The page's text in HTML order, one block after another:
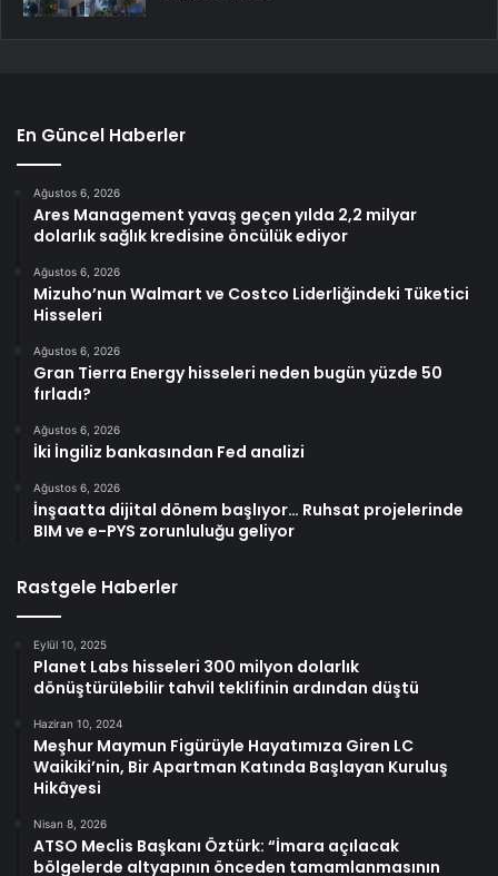
En Güncel Haberler
Ağustos 6, 2026
Ares Management yavaş geçen yılda 2,2 milyar
dolarlık sağlık kredisine öncülük ediyor
Ağustos 6, 2026
Mizuho’nun Walmart ve Costco Liderliğindeki Tüketici
Hisseleri
Ağustos 6, 2026
Gran Tierra Energy hisseleri neden bugün yüzde 50
fırladı?
Ağustos 6, 2026
İki İngiliz bankasından Fed analizi
Ağustos 6, 2026
İnşaatta dijital dönem başlıyor… Ruhsat projelerinde
BIM ve e-PYS zorunluluğu geliyor
Rastgele Haberler
Eylül 10, 2025
Planet Labs hisseleri 300 milyon dolarlık
dönüştürülebilir tahvil teklifinin ardından düştü
Haziran 10, 2024
Meşhur Maymun Figürüyle Hayatımıza Giren LC
Waikiki’nin, Bir Apartman Katında Başlayan Kuruluş
Hikâyesi
Nisan 8, 2026
ATSO Meclis Başkanı Öztürk: “İmara açılacak
bölgelerde altyapının önceden tamamlanmasının